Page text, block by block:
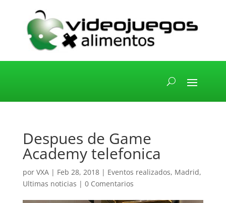
Despues de Game
Academy telefonica
por VXA| Feb 28, 2018| Eventos realizados, Madrid,
Ultimas noticias | 0 Comentarios